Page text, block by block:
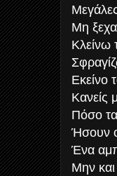
Μη
Κλείνω
Εκείνο
Κανείς
Πόσο
Ήσουν ο
Ένα
Μην